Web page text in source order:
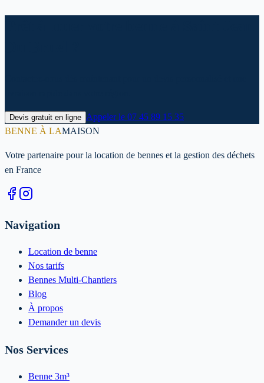
Devis gratuit en ligne Appeler le 07 45 89 15 35
BENNE À LAMAISON
Votre partenaire pour la location de bennes et la gestion des déchets
en France
Navigation
Location de benne
Nos tarifs
Bennes Multi-Chantiers
Blog
À propos
Demander un devis
Nos Services
Benne 3m³